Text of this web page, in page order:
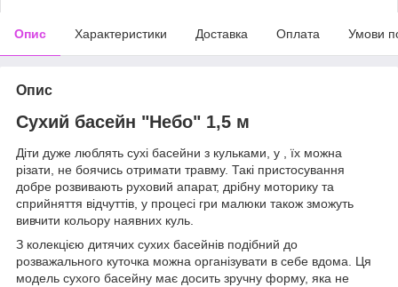
Опис Характеристики Доставка Оплата Умови
Опис
Сухий басейн "Небо" 1,5 м
Діти дуже люблять сухі басейни з кульками, у , їх можна
різати, не боячись отримати травму. Такі пристосування
добре розвивають руховий апарат, дрібну моторику та
сприйняття відчуттів, у процесі гри малюки також зможуть
вивчити кольору наявних куль.
З колекцією дитячих сухих басейнів подібний до
розважального куточка можна організувати в себе вдома. Ця
модель сухого басейну має досить зручну форму, яка не